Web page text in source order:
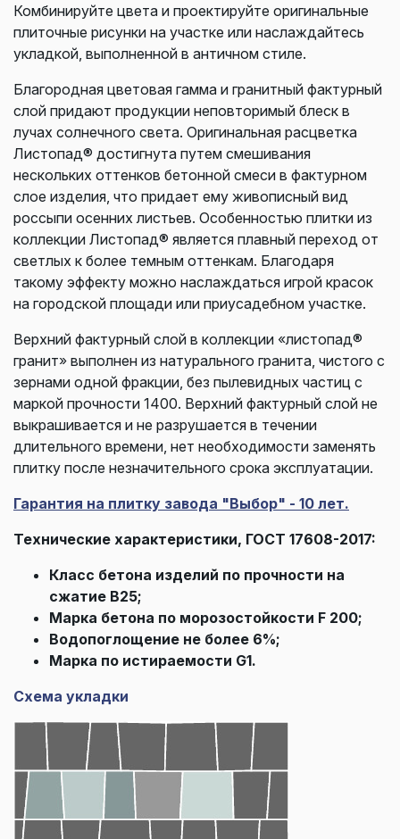
Комбинируйте цвета и проектируйте оригинальные
плиточные рисунки на участке или наслаждайтесь
укладкой, выполненной в античном стиле.
Благородная цветовая гамма и гранитный фактурный
слой придают продукции неповторимый блеск в
лучах солнечного света. Оригинальная расцветка
Листопад® достигнута путем смешивания
нескольких оттенков бетонной смеси в фактурном
слое изделия, что придает ему живописный вид
россыпи осенних листьев. Особенностью плитки из
коллекции Листопад® является плавный переход от
светлых к более темным оттенкам. Благодаря
такому эффекту можно наслаждаться игрой красок
на городской площади или приусадебном участке.
Верхний фактурный слой в коллекции «листопад®
гранит» выполнен из натурального гранита, чистого с
зернами одной фракции, без пылевидных частиц с
маркой прочности 1400. Верхний фактурный слой не
выкрашивается и не разрушается в течении
длительного времени, нет необходимости заменять
плитку после незначительного срока эксплуатации.
Гарантия на плитку завода "Выбор" - 10 лет.
Технические характеристики, ГОСТ 17608-2017:
Класс бетона изделий по прочности на
сжатие В25;
Марка бетона по морозостойкости F 200;
Водопоглощение не более 6%;
Марка по истираемости G1.
Схема укладки